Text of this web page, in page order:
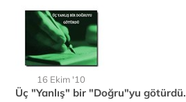
16 Ekim '10
Üç "Yanlış" bir "Doğru"yu götürdü.